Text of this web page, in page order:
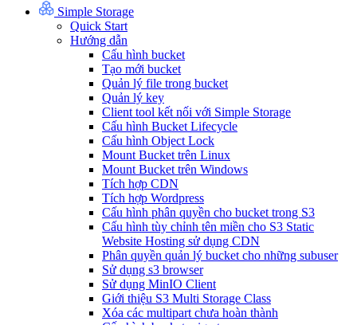
Simple Storage
Quick Start
Hướng dẫn
Cấu hình bucket
Tạo mới bucket
Quản lý file trong bucket
Quản lý key
Client tool kết nối với Simple Storage
Cấu hình Bucket Lifecycle
Cấu hình Object Lock
Mount Bucket trên Linux
Mount Bucket trên Windows
Tích hợp CDN
Tích hợp Wordpress
Cấu hình phân quyền cho bucket trong S3
Cấu hình tùy chỉnh tên miền cho S3 Static
Website Hosting sử dụng CDN
Phân quyền quản lý bucket cho những subuser
Sử dụng s3 browser
Sử dụng MinIO Client
Giới thiệu S3 Multi Storage Class
Xóa các multipart chưa hoàn thành